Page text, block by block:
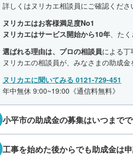
詳しくはヌリカエ相談員にご確認くださ
ヌリカエはお客様満足度No1
ヌリカエはサービス開始から10年、た
選ばれる理由は、プロの相談員による丁
ヌリカエの相談員が、みなさまの助成
ヌリカエに聞いてみる 0121-729-451
年中無休 9:00~19:00《通信料無料》
小平市の助成金の募集はいつまで
工事を始めた後からでも助成金は